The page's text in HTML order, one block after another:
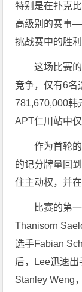
特别是在扑克
高级别的赛事
挑战赛中的胜
这场比赛
竞争，仅有6名
781,670,000韩
APT仁川站中
作为首轮
的记分牌量回
住主动权，并
比赛的第
Thanisorn
选手Fabian
后，Lee迅速
Stanley Weng